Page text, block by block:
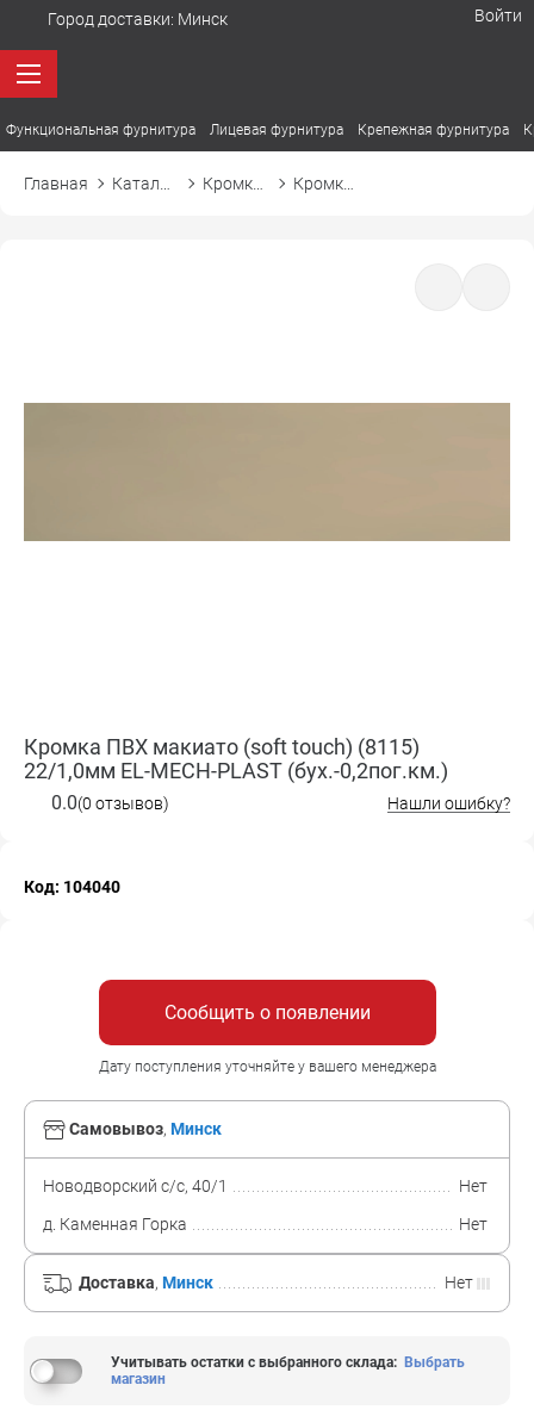
Город доставки: Минск Войти
Функциональная фурнитура Лицевая фурнитура Крепежная фурнитура
Главная
Кромка ПВХ макиато (soft touch) (8115)
22/1,0мм EL-MECH-PLAST (бух.-0,2пог.км.)
0.0(0 отзывов) Нашли ошибку?
Код: 104040
Сообщить о появлении
Дату поступления уточняйте у вашего менеджера
Самовывоз, Минск
Новодворский с/с, 40/1
Нет
д. Каменная Горка
Нет
Доставка, Минск Нет
Учитывать остатки с выбранного склада: Выбрать
магазин